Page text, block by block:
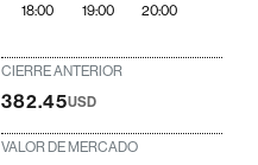
18:00 19:00 20:00
CIERRE ANTERIOR
382.45USD
VALOR DE MERCADO